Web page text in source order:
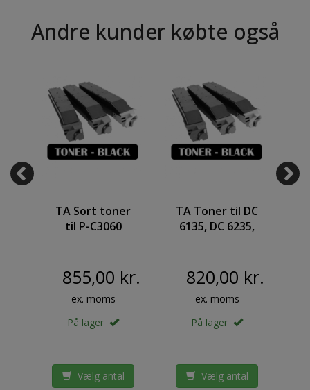
Andre kunder købte også
TA Sort toner
til P-C3060
C3061DN
855,00 kr.
ex. moms
På lager
Vælg antal
TA Toner til DC
6135, DC 6235,
820,00 kr.
ex. moms
På lager
Vælg antal